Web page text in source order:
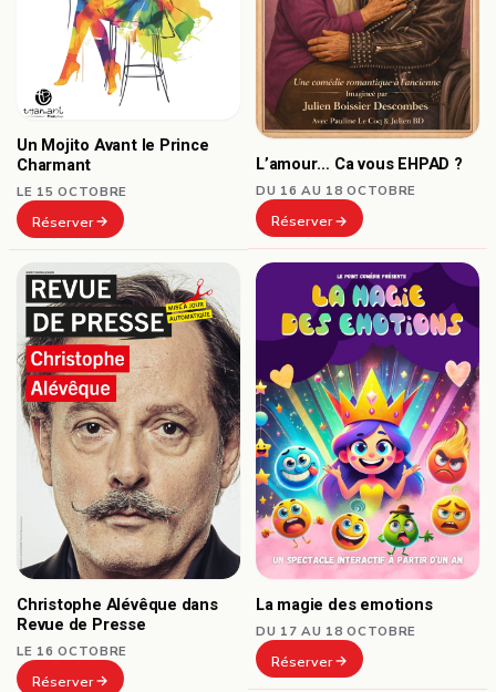
Un Mojito Avant le Prince
Charmant
LE 15 OCTOBRE
Réserver
L’amour… Ca vous EHPAD ?
DU 16 AU 18 OCTOBRE
Réserver
Christophe Alévêque dans
Revue de Presse
LE 16 OCTOBRE
Réserver
La magie des emotions
DU 17 AU 18 OCTOBRE
Réserver